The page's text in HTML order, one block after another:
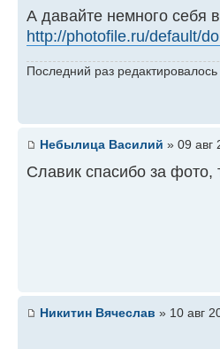
А давайте немного себя
http://photofile.ru/default/
Последний раз редактировалось
Небылица Василий » 09 авг
Славик спасибо за фото,
Никитин Вячеслав » 10 авг